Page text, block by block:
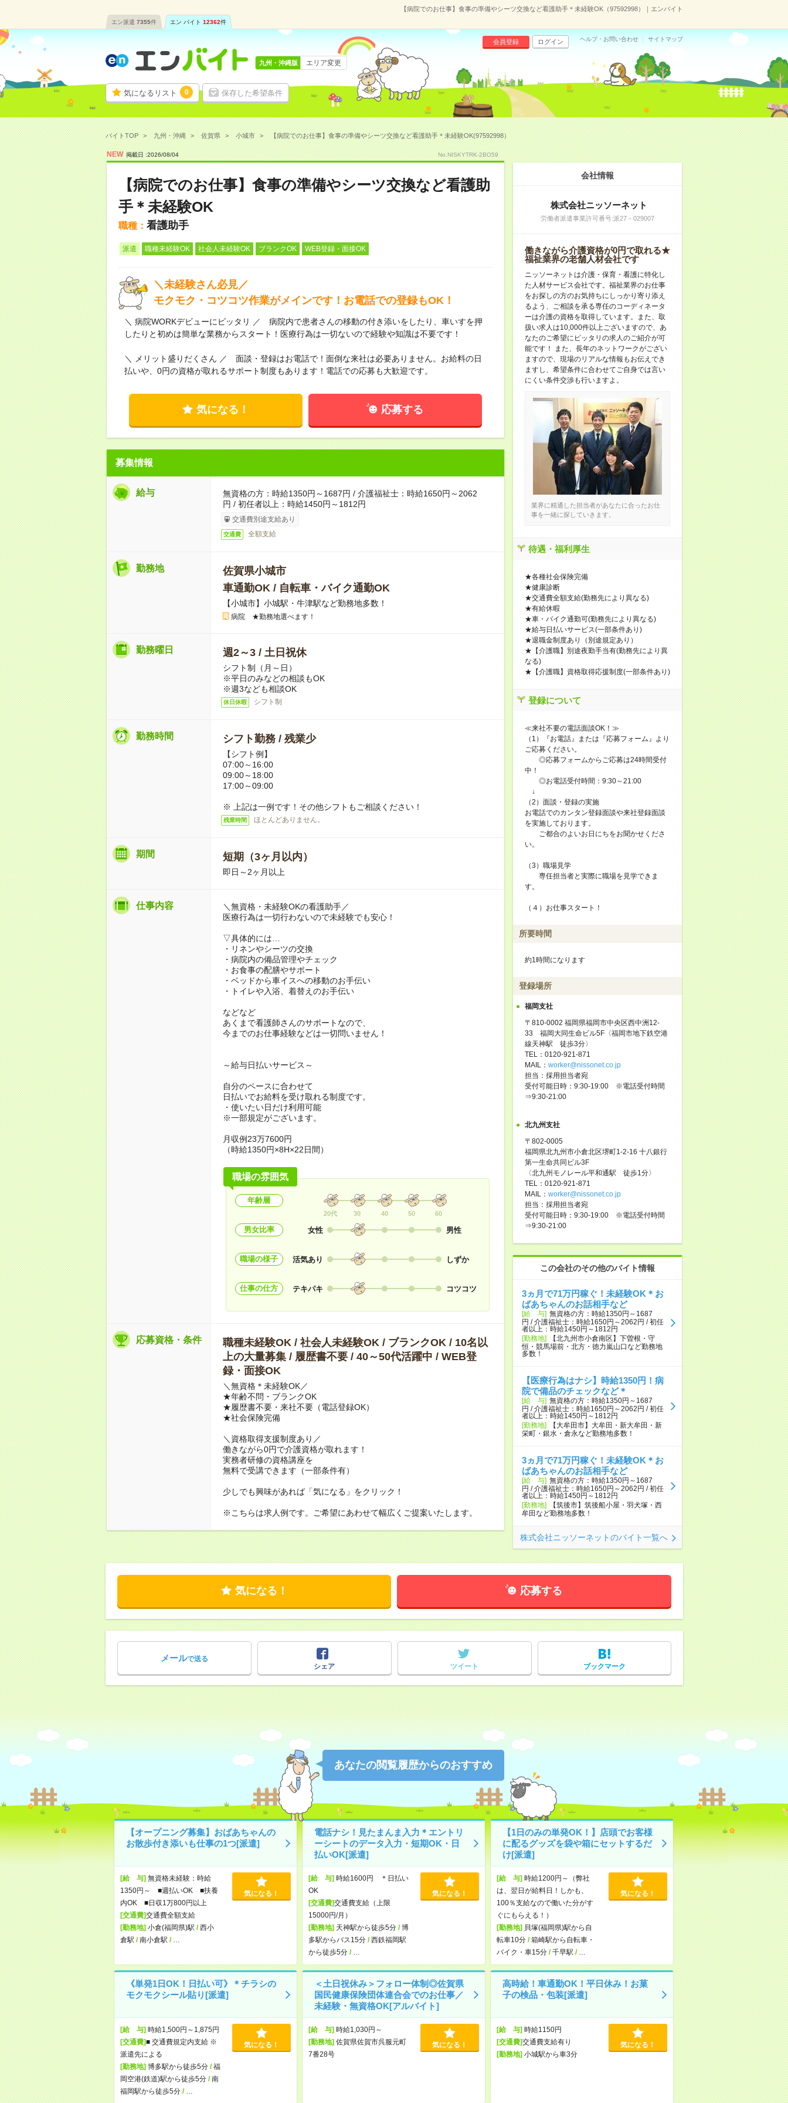
【病院でのお仕事】食事の準備やシーツ交換など看護助手＊未経験OK（97592998）｜エンバイト
エン派遣 7355件 エン バイト 12362件
気になるリスト 0 保存した希望条件
会員登録 ログイン ヘルプ・お問い合わせ サイトマップ
九州・沖縄版 エリア変更
バイトTOP 九州・沖縄 佐賀県 小城市 【病院でのお仕事】食事の準備やシーツ交換など看護助手＊未経験OK(97592998）
NEW 掲載日 :2026/08/04 No.NISKYTRK-2BO59
【病院でのお仕事】食事の準備やシーツ交換など看護助
手＊未経験OK
職種： 看護助手
派遣 職種未経験OK 社会人未経験OK ブランクOK WEB登録・面接OK
＼未経験さん必見／
モクモク・コツコツ作業がメインです！お電話での登録もOK！
＼ 病院WORKデビューにピッタリ ／ 病院内で患者さんの移動の付き添いをしたり、車いすを押
したりと初めは簡単な業務からスタート！医療行為は一切ないので経験や知識は不要です！
＼ メリット盛りだくさん ／ 面談・登録はお電話で！面倒な来社は必要ありません。お給料の日
払いや、0円の資格が取れるサポート制度もあります！電話での応募も大歓迎です。
気になる！ 応募する
募集情報
給与
無資格の方：時給1350円～1687円 / 介護福祉士：時給1650円～2062
円 / 初任者以上：時給1450円～1812円
交通費別途支給あり
交通費 全額支給
勤務地
佐賀県小城市
車通勤OK / 自転車・バイク通勤OK
【小城市】小城駅・牛津駅など勤務地多数！
病院 ★勤務地選べます！
勤務曜日 週2～3 / 土日祝休
シフト制（月～日）
※平日のみなどの相談もOK
※週3なども相談OK
休日休暇 シフト制
勤務時間 シフト勤務 / 残業少
【シフト例】
07:00～16:00
09:00～18:00
17:00～09:00
※ 上記は一例です！その他シフトもご相談ください！
残業時間 ほとんどありません。
期間 短期（3ヶ月以内）
即日～2ヶ月以上
仕事内容
＼無資格・未経験OKの看護助手／
医療行為は一切行わないので未経験でも安心！
▽具体的には…
・リネンやシーツの交換
・病院内の備品管理やチェック
・お食事の配膳やサポート
・ベッドから車イスへの移動のお手伝い
・トイレや入浴、着替えのお手伝い
などなど
あくまで看護師さんのサポートなので、
今までのお仕事経験などは一切問いません！
～給与日払いサービス～
自分のペースに合わせて
日払いでお給料を受け取れる制度です。
・使いたい日だけ利用可能
※一部規定がございます。
月収例23万7600円
（時給1350円×8H×22日間）
職場の雰囲気
年齢層
20代 30 40 50 60
男女比率 女性 男性
職場の様子 活気あり しずか
仕事の仕方 テキパキ コツコツ
応募資格・条件
職種未経験OK / 社会人未経験OK / ブランクOK / 10名以
上の大量募集 / 履歴書不要 / 40～50代活躍中 / WEB登
録・面接OK
＼無資格＊未経験OK／
★年齢不問・ブランクOK
★履歴書不要・来社不要（電話登録OK）
★社会保険完備
＼資格取得支援制度あり／
働きながら0円で介護資格が取れます！
実務者研修の資格講座を
無料で受講できます（一部条件有）
少しでも興味があれば「気になる」をクリック！
※こちらは求人例です。ご希望にあわせて幅広くご提案いたします。
会社情報
株式会社ニッソーネット
労働者派遣事業許可番号:派27－029007
働きながら介護資格が0円で取れる★
福祉業界の老舗人材会社です
ニッソーネットは介護・保育・看護に特化し
た人材サービス会社です。福祉業界のお仕事
をお探しの方のお気持ちにしっかり寄り添え
るよう、ご相談を承る専任のコーディネータ
ーは介護の資格を取得しています。また、取
扱い求人は10,000件以上ございますので、あ
なたのご希望にピッタリの求人のご紹介が可
能です！ また、長年のネットワークがござい
ますので、現場のリアルな情報もお伝えでき
ますし、希望条件に合わせてご自身では言い
にくい条件交渉も行いますよ。
業界に精通した担当者があなたに合ったお仕
事を一緒に探していきます。
待遇・福利厚生
★各種社会保険完備
★健康診断
★交通費全額支給(勤務先により異なる)
★有給休暇
★車・バイク通勤可(勤務先により異なる)
★給与日払いサービス(一部条件あり)
★退職金制度あり（別途規定あり）
★【介護職】別途夜勤手当有(勤務先により異
なる)
★【介護職】資格取得応援制度(一部条件あり)
登録について
≪来社不要の電話面談OK！≫
（1）『お電話』または『応募フォーム』より
ご応募ください。
◎応募フォームからご応募は24時間受付
中！
◎お電話受付時間：9:30～21:00
↓
（2）面談・登録の実施
お電話でのカンタン登録面談や来社登録面談
を実施しております。
ご都合のよいお日にちをお聞かせくださ
い。
（3）職場見学
専任担当者と実際に職場を見学できま
す。
（４）お仕事スタート！
所要時間
約1時間になります
登録場所
福岡支社
〒810-0002 福岡県福岡市中央区西中洲12-
33 福岡大同生命ビル5F〈福岡市地下鉄空港
線天神駅 徒歩3分〉
TEL：0120-921-871
MAIL： worker@nissonet.co.jp
担当：採用担当者宛
受付可能日時：9:30-19:00 ※電話受付時間
⇒9:30-21:00
北九州支社
〒802-0005
福岡県北九州市小倉北区堺町1-2-16 十八銀行
第一生命共同ビル3F
〈北九州モノレール平和通駅 徒歩1分〉
TEL：0120-921-871
MAIL： worker@nissonet.co.jp
担当：採用担当者宛
受付可能日時：9:30-19:00 ※電話受付時間
⇒9:30-21:00
この会社のその他のバイト情報
3ヵ月で71万円稼ぐ！未経験OK＊お
ばあちゃんのお話相手など
[給 与] 無資格の方：時給1350円～1687
円 / 介護福祉士：時給1650円～2062円 / 初任
者以上：時給1450円～1812円
[勤務地]
【北九州市小倉南区】下曽根・守
恒・競馬場前・北方・徳力嵐山口など勤務地
多数！
【医療行為はナシ】時給1350円！病
院で備品のチェックなど＊
[給 与] 無資格の方：時給1350円～1687
円 / 介護福祉士：時給1650円～2062円 / 初任
者以上：時給1450円～1812円
[勤務地]
【大牟田市】大牟田・新大牟田・新
栄町・銀水・倉永など勤務地多数！
3ヵ月で71万円稼ぐ！未経験OK＊お
ばあちゃんのお話相手など
[給 与] 無資格の方：時給1350円～1687
円 / 介護福祉士：時給1650円～2062円 / 初任
者以上：時給1450円～1812円
[勤務地]
【筑後市】筑後船小屋・羽犬塚・西
牟田など勤務地多数！
株式会社ニッソーネットのバイト一覧へ
気になる！ 応募する
メールで送る
シェア
ツイート ブックマーク
あなたの閲覧履歴からのおすすめ
【オープニング募集】おばあちゃんの
お散歩付き添いも仕事の1つ[派遣]
[給 与]無資格未経験：時給
1350円～ ■週払いOK ■扶養
内OK ■日収1万800円以上
[交通費]交通費全額支給
[勤務地]小倉(福岡県)駅 /西小
倉駅 /南小倉駅 /
気になる！
電話ナシ！見たまんま入力＊エントリ
ーシートのデータ入力・短期OK・日
払いOK[派遣]
[給 与]時給1600円 ＊日払い
OK
[交通費]交通費支給（上限
15000円/月）
[勤務地]天神駅から徒歩5分/博
多駅からバス15分/西鉄福岡駅
から徒歩5分/
気になる！
【1日のみの単発OK！】店頭でお客様
に配るグッズを袋や箱にセットするだ
け[派遣]
[給 与]時給1200円～（弊社
は、翌日が給料日！しかも、
100％支給なので働いた分がす
ぐにもらえる！）
[勤務地]貝塚(福岡県)駅から自
転車10分/箱崎駅から自転車・
バイク・車15分/千早駅 /
気になる！
《単発1日OK！日払い可》＊チラシの
モクモクシール貼り[派遣]
[給 与]時給1,500円～1,875円
[交通費]■ 交通費規定内支給 ※
派遣先による
[勤務地]博多駅から徒歩5分/福
岡空港(鉄道)駅から徒歩5分/南
福岡駅から徒歩5分/
気になる！
＜土日祝休み＞フォロー体制◎佐賀県
国民健康保険団体連合会でのお仕事／
未経験・無資格OK[アルバイト]
[給 与]時給1,030円～
[勤務地]佐賀県佐賀市呉服元町
7番28号
気になる！
高時給！車通勤OK！平日休み！お菓
子の検品・包装[派遣]
[給 与]時給1150円
[交通費]交通費支給有り
[勤務地]小城駅から車3分
気になる！